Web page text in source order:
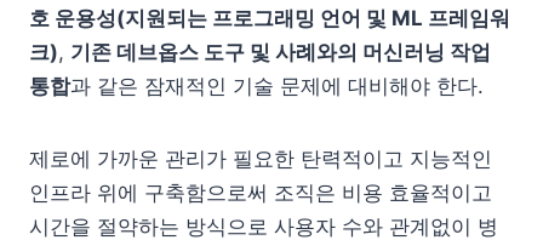
호 운용성(지원되는 프로그래밍 언어 및 ML 프레임워
크), 기존 데브옵스 도구 및 사례와의 머신러닝 작업
통합과 같은 잠재적인 기술 문제에 대비해야 한다.
제로에 가까운 관리가 필요한 탄력적이고 지능적인
인프라 위에 구축함으로써 조직은 비용 효율적이고
시간을 절약하는 방식으로 사용자 수와 관계없이 병